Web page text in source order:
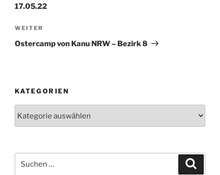
17.05.22
Nächster
Beitrag
WEITER
Ostercamp von Kanu NRW – Bezirk 8
KATEGORIEN
nach: